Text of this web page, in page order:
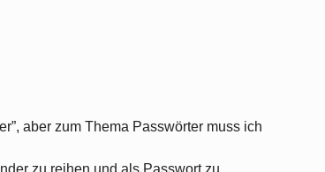
aber zum Thema Passwörter muss ich
zu reihen und als Passwort zu